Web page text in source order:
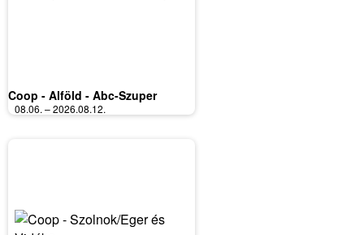
Coop - Alföld - Abc-Szuper
08.06. – 2026.08.12.